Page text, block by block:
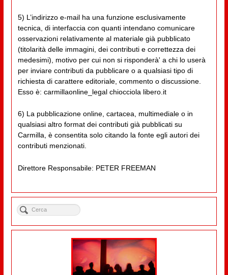
5) L’indirizzo e-mail ha una funzione esclusivamente
tecnica, di interfaccia con quanti intendano comunicare
osservazioni relativamente al materiale già pubblicato
(titolarità delle immagini, dei contributi e correttezza dei
medesimi), motivo per cui non si risponderà' a chi lo userà
per inviare contributi da pubblicare o a qualsiasi tipo di
richiesta di carattere editoriale, commento o discussione.
Esso è: carmillaonline_legal chiocciola libero.it
6) La pubblicazione online, cartacea, multimediale o in
qualsiasi altro format dei contributi già pubblicati su
Carmilla, è consentita solo citando la fonte egli autori dei
contributi menzionati.
Direttore Responsabile: PETER FREEMAN